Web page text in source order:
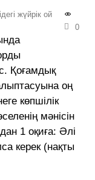
жүйрік ой
0
Қоғамдық
оң
көпшілік
мәнісін
1 оқиға: Әлі
керек (нақты